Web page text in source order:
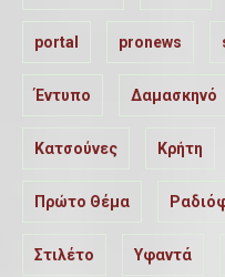
portal pronews
Έντυπο Δαμασκηνό
Κατσούνες Κρήτη
Πρώτο Θέμα
Στιλέτο Υφαντά